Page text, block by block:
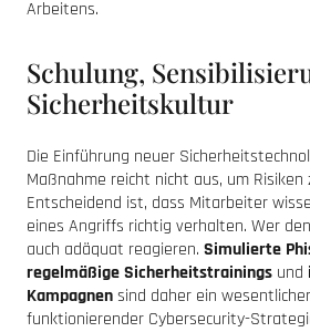
Arbeitens.
Schulung,
Sicherheitskultur
Die Einführung neuer
Maßnahme reicht nicht aus, um Risiken
Entscheidend ist, dass Mitarbeiter
eines Angriffs richtig verhalten. Wer
auch adäquat reagieren. Simulierte
regelmäßige Sicherheitstrainings und
Kampagnensind daher ein
funktionierender Cybersecurity-